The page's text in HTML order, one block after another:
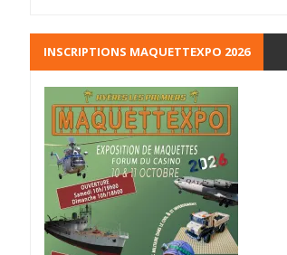
INSCRIPTIONS MAQUETTEXPO 2026